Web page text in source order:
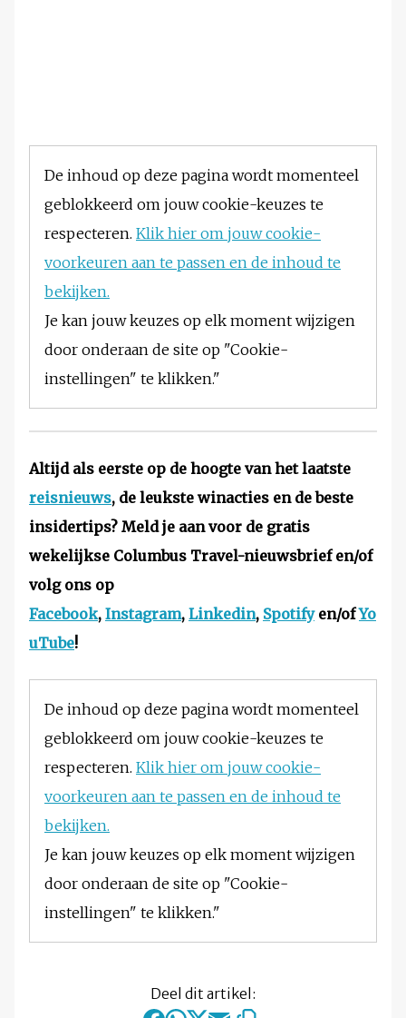
De inhoud op deze pagina wordt momenteel
geblokkeerd om jouw cookie-keuzes te
respecteren. Klik hier om jouw cookie-
voorkeuren aan te passen en de inhoud te
bekijken.
Je kan jouw keuzes op elk moment wijzigen
door onderaan de site op "Cookie-
instellingen" te klikken."
Altijd als eerste op de hoogte van het laatste
reisnieuws, de leukste winacties en de beste
insidertips? Meld je aan voor de gratis
wekelijkse Columbus Travel-nieuwsbrief en/of
volg ons op
Facebook, Instagram, Linkedin, Spotifyen/ofYo
uTube!
De inhoud op deze pagina wordt momenteel
geblokkeerd om jouw cookie-keuzes te
respecteren. Klik hier om jouw cookie-
voorkeuren aan te passen en de inhoud te
bekijken.
Je kan jouw keuzes op elk moment wijzigen
door onderaan de site op "Cookie-
instellingen" te klikken."
Deel dit artikel: